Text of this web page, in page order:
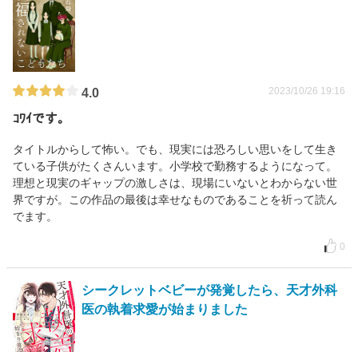
4.0 2023/10/26 19:16
ｺﾜｲです。
タイトルからして怖い。でも、現実には恐ろしい思いをして生き
ている子供がたくさんいます。小学校で勤務するようになって。
理想と現実のギャップの激しさは、現場にいないとわからない世
界ですが。この作品の最後は幸せなものであることを祈って読ん
でます。
0
シークレットベビーが発覚したら、天才外科
医の執着求愛が始まりました